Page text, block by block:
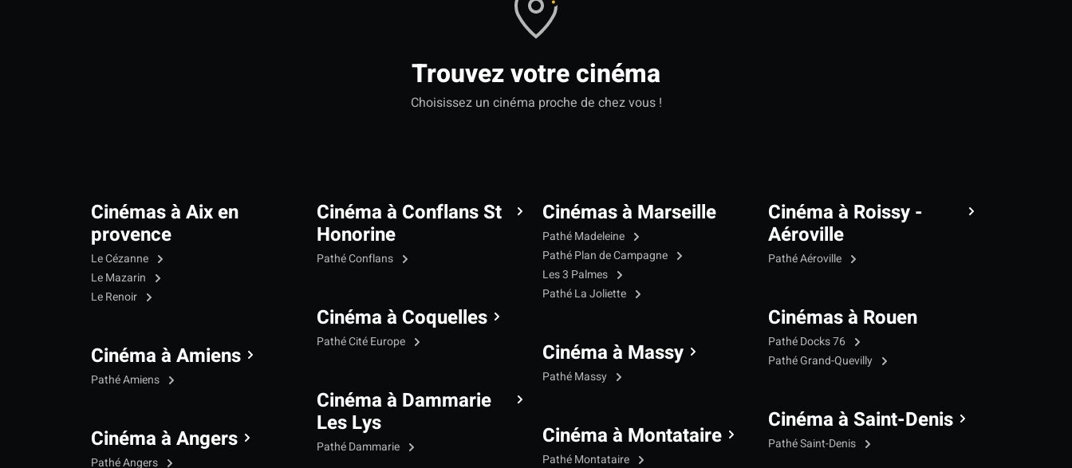
Trouvez votre cinéma
Choisissez un cinéma proche de chez vous !
Cinémas à Aix en
provence
Le Cézanne
Le Mazarin
Le Renoir
Cinéma à Amiens
Pathé Amiens
Cinéma à Angers
Pathé Angers
Cinéma à Conflans St
Honorine
Pathé Conflans
Cinéma à Coquelles
Pathé Cité Europe
Cinéma à Dammarie
Les Lys
Pathé Dammarie
Cinémas à Marseille
Pathé Madeleine
Pathé Plan de Campagne
Les 3 Palmes
Pathé La Joliette
Cinéma à Massy
Pathé Massy
Cinéma à Montataire
Pathé Montataire
Cinéma à Roissy -
Aéroville
Pathé Aéroville
Cinémas à Rouen
Pathé Docks 76
Pathé Grand-Quevilly
Cinéma à Saint-Denis
Pathé Saint-Denis